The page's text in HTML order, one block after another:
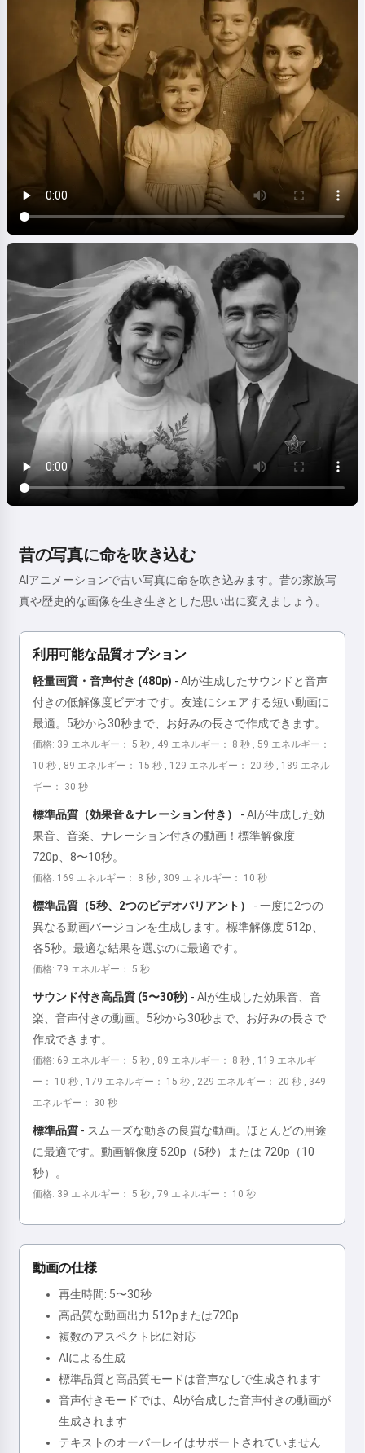
昔の写真に命を吹き込む
AIアニメーションで古い写真に命を吹き込みます。昔の家族写
真や歴史的な画像を生き生きとした思い出に変えましょう。
利用可能な品質オプション
軽量画質・音声付き (480p) - AIが生成したサウンドと音声
付きの低解像度ビデオです。友達にシェアする短い動画に
最適。5秒から30秒まで、お好みの長さで作成できます。
価格: 39 エネルギー： 5 秒 , 49 エネルギー： 8 秒 , 59 エネルギー：
10 秒 , 89 エネルギー： 15 秒 , 129 エネルギー： 20 秒 , 189 エネル
ギー： 30 秒
標準品質（効果音＆ナレーション付き） - AIが生成した効
果音、音楽、ナレーション付きの動画！標準解像度
720p、8〜10秒。
価格: 169 エネルギー： 8 秒 , 309 エネルギー： 10 秒
標準品質（5秒、2つのビデオバリアント） - 一度に2つの
異なる動画バージョンを生成します。標準解像度 512p、
各5秒。最適な結果を選ぶのに最適です。
価格: 79 エネルギー： 5 秒
サウンド付き高品質 (5〜30秒) - AIが生成した効果音、音
楽、音声付きの動画。5秒から30秒まで、お好みの長さで
作成できます。
価格: 69 エネルギー： 5 秒 , 89 エネルギー： 8 秒 , 119 エネルギ
ー： 10 秒 , 179 エネルギー： 15 秒 , 229 エネルギー： 20 秒 , 349
エネルギー： 30 秒
標準品質 - スムーズな動きの良質な動画。ほとんどの用途
に最適です。動画解像度 520p（5秒）または 720p（10
秒）。
価格: 39 エネルギー： 5 秒 , 79 エネルギー： 10 秒
動画の仕様
再生時間: 5〜30秒
高品質な動画出力 512pまたは720p
複数のアスペクト比に対応
AIによる生成
標準品質と高品質モードは音声なしで生成されます
音声付きモードでは、AIが合成した音声付きの動画が
生成されます
テキストのオーバーレイはサポートされていません